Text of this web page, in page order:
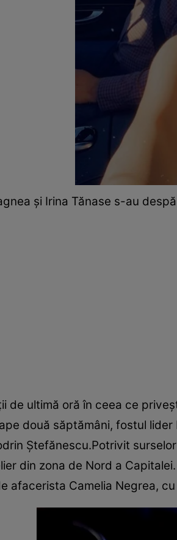
și Irina Tănase s-au
de ultimă oră în ceea ce
două săptămâni, fostul
Ștefănescu.Potrivit
din zona de Nord a
afacerista Camelia Negrea,